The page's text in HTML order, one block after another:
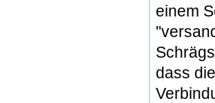
einem
dass